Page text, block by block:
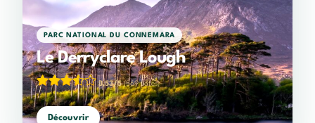
PARC NATIONAL DU CONNEMARA
Le Derryclare Lough
3,53/5(569 votes)
Découvrir